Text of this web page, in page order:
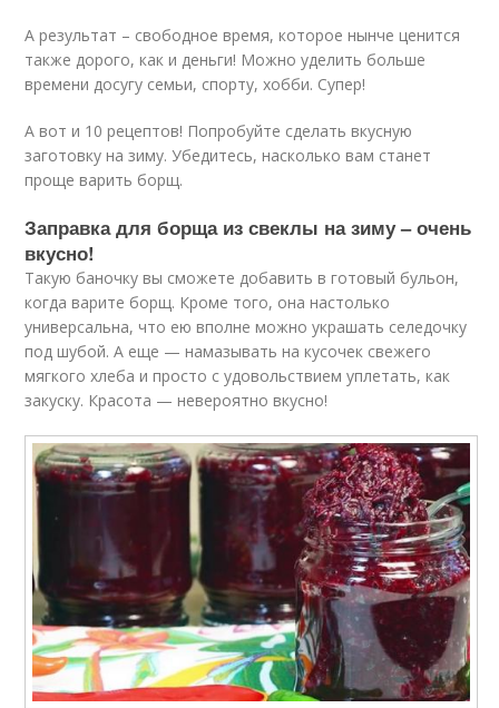
А результат – свободное время, которое нынче ценится
также дорого, как и деньги! Можно уделить больше
времени досугу семьи, спорту, хобби. Супер!
А вот и 10 рецептов! Попробуйте сделать вкусную
заготовку на зиму. Убедитесь, насколько вам станет
проще варить борщ.
Заправка для борща из свеклы на зиму – очень
вкусно!
Такую баночку вы сможете добавить в готовый бульон,
когда варите борщ. Кроме того, она настолько
универсальна, что ею вполне можно украшать селедочку
под шубой. А еще — намазывать на кусочек свежего
мягкого хлеба и просто с удовольствием уплетать, как
закуску. Красота — невероятно вкусно!